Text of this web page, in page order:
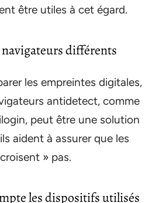
être utiles à cet égard.
différents
les empreintes digitales,
antidetect, comme
peut être une solution
aident à assurer que les
» pas.
les dispositifs utilisés